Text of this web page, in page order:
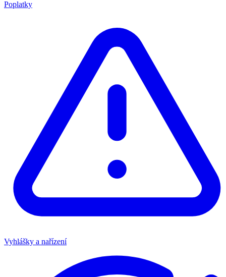
Poplatky
Vyhlášky a nařízení